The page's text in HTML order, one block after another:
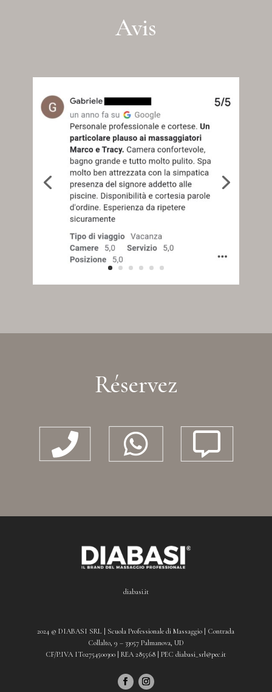
Avis
Réservez
  
diabasi.it
2024 © DIABASI SRL | Scuola Professionale di Massaggio | Contrada
Collalto, 9 – 33057 Palmanova, UD
CF/P.IVA IT02754500300 | REA 285568 | PEC diabasi_srl@pec.it